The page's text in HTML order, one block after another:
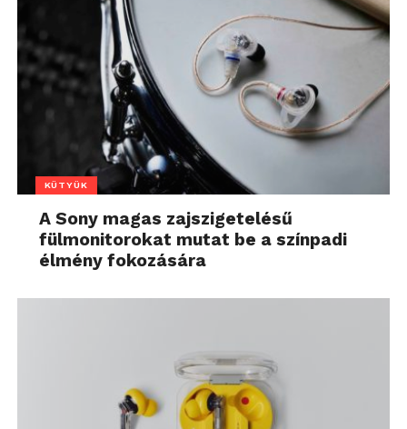
KÜTYÜK
A Sony magas zajszigetelésű
fülmonitorokat mutat be a színpadi
élmény fokozására